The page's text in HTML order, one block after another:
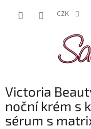
CZK
Victoria
noční krém s
sérum s